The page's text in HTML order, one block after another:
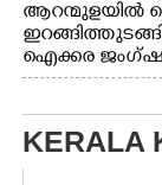
ആറന്മുളയിൽ
ഐക്കര
സമീപം
സമീപം
ആറന്മുള
KERALA